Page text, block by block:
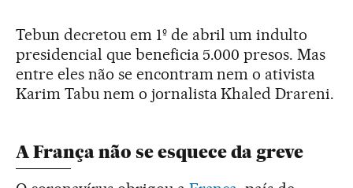
Tebun decretou em 1º de abril um indulto
presidencial que beneficia 5.000 presos. Mas
entre eles não se encontram nem o ativista
Karim Tabu nem o jornalista Khaled Drareni.
A França não se esquece da greve